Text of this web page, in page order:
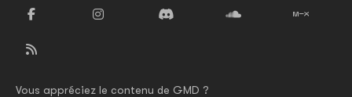
Vous appréciez le contenu de GMD ?